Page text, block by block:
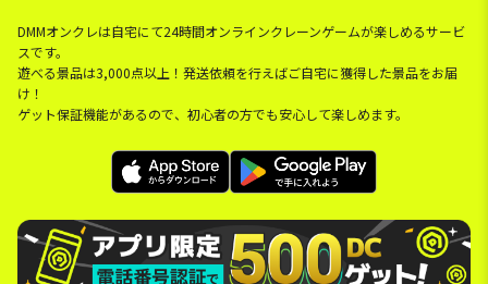
DMMオンクレは自宅にて24時間オンラインクレーンゲームが楽しめるサービ
スです。
遊べる景品は3,000点以上！発送依頼を行えばご自宅に獲得した景品をお届
け！
ゲット保証機能があるので、初心者の方でも安心して楽しめます。